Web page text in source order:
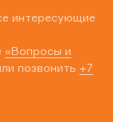
интересующие
«Вопросы и
позвонить +7